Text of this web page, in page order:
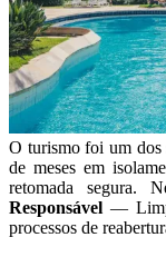
O turismo foi um dos
de meses em
retomada segura.
Responsável —
processos de